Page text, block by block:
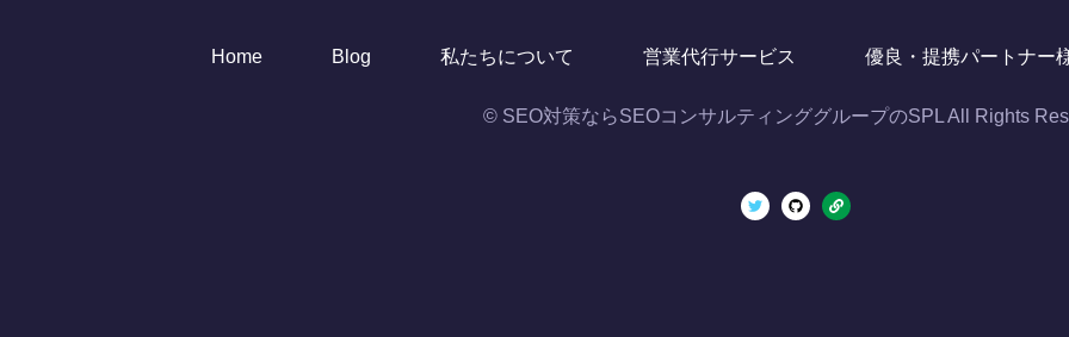
Home Blog 私たちについて 営業代行サービス 優良・提携パートナー
© SEO対策ならSEOコンサルティンググループのSPL All Rights